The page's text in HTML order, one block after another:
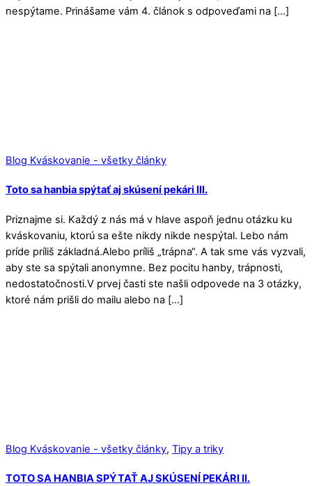
nespýtame. Prinášame vám 4. článok s odpoveďami na […]
Blog Kváskovanie - všetky články
Toto sa hanbia spýtať aj skúsení pekári III.
Priznajme si. Každý z nás má v hlave aspoň jednu otázku ku
kváskovaniu, ktorú sa ešte nikdy nikde nespýtal. Lebo nám
príde príliš základná.Alebo príliš „trápna“. A tak sme vás vyzvali,
aby ste sa spýtali anonymne. Bez pocitu hanby, trápnosti,
nedostatočnosti.V prvej časti ste našli odpovede na 3 otázky,
ktoré nám prišli do mailu alebo na […]
Blog Kváskovanie - všetky články, Tipy a triky
TOTO SA HANBIA SPÝTAŤ AJ SKÚSENÍ PEKÁRI II.